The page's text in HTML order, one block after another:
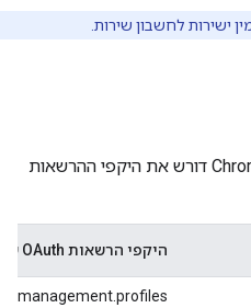
ישירות לחשבון שירות.
‫Chrome Management Profiles API דורש את היקפי ההרשאות
היקפי הרשאות OAuth שנדרשים